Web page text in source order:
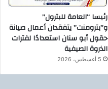
رئيسا “العامة للبترول”
و”بترومنت” يتفقدان أعمال صيانة
حقول أبو سنان استعدادًا لفترات
الذروة الصيفية
5 أغسطس، 2026